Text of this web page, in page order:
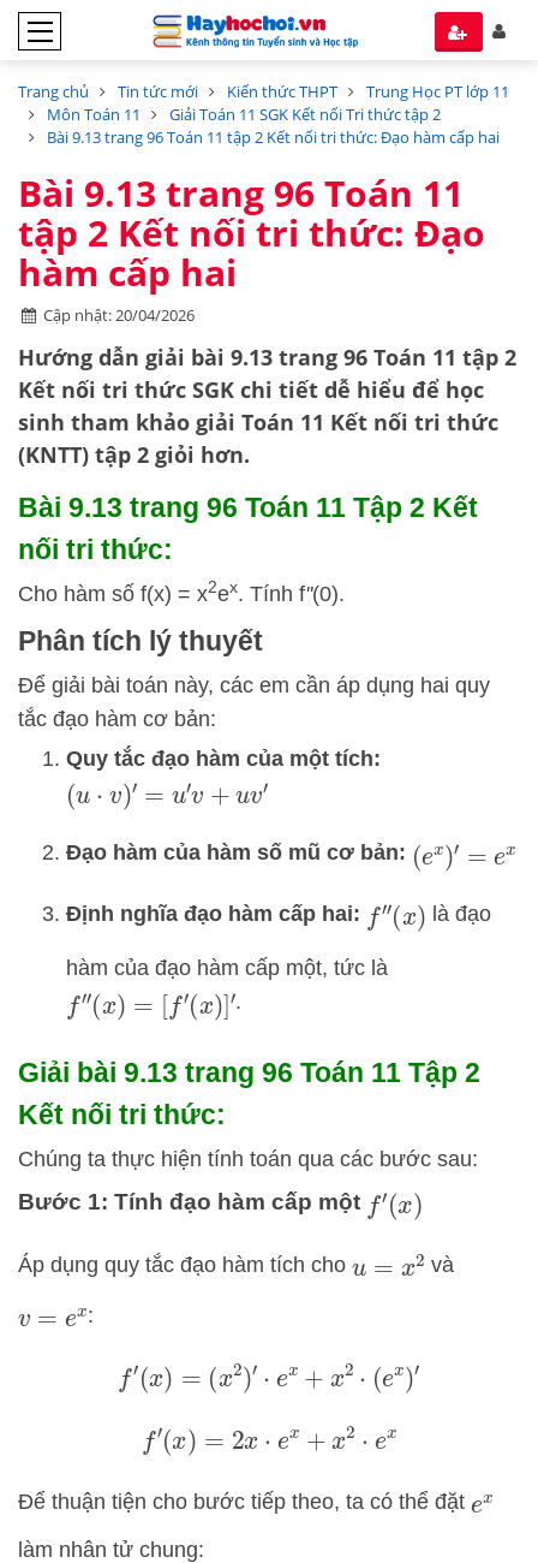
Trang chủ Tin tức mới Kiến thức THPT
Trung Học PT lớp 11
Môn Toán 11
Giải Toán 11 SGK Kết nối Tri thức tập 2
Bài 9.13 trang 96 Toán 11 tập 2 Kết nối tri thức: Đạo hàm cấp hai
Bài 9.13 trang 96 Toán 11
tập 2 Kết nối tri thức: Đạo
hàm cấp hai
Cập nhật: 20/04/2026
Hướng dẫn giải bài 9.13 trang 96 Toán 11 tập 2
Kết nối tri thức SGK chi tiết dễ hiểu để học
sinh tham khảo giải Toán 11 Kết nối tri thức
(KNTT) tập 2 giỏi hơn.
Bài 9.13 trang 96 Toán 11 Tập 2 Kết
nối tri thức:
Cho hàm số f(x) = x2ex. Tính f''(0).
Phân tích lý thuyết
Để giải bài toán này, các em cần áp dụng hai quy
tắc đạo hàm cơ bản:
Quy tắc đạo hàm của một tích:
(u⋅ v)′= u′v +uv′
Đạo hàm của hàm số mũ cơ bản: (ex)′ =e x
Định nghĩa đạo hàm cấp hai: f″(x) là đạo
hàm của đạo hàm cấp một, tức là
f″(x)= [f′( )]′ .
Giải bài 9.13 trang 96 Toán 11 Tập 2
Kết nối tri thức:
Chúng ta thực hiện tính toán qua các bước sau:
Bước 1: Tính đạo hàm cấp một f′(x)
Áp dụng quy tắc đạo hàm tích cho u =x 2 và
v =e x :
f′(x )= (x2)′⋅ e x+x2⋅(ex)′
f′(x )= 2x⋅ e x+ x2⋅e x
Để thuận tiện cho bước tiếp theo, ta có thể đặt ex
làm nhân tử chung: